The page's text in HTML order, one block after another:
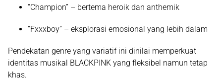
“Champion” – bertema heroik dan anthemik
“Fxxxboy” – eksplorasi emosional yang lebih dalam
Pendekatan genre yang variatif ini dinilai memperkuat
identitas musikal BLACKPINK yang fleksibel namun tetap
khas.